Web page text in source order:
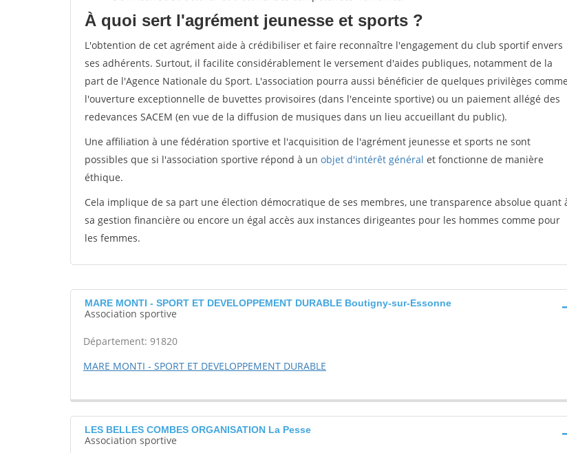
À quoi sert l'agrément jeunesse et sports ?
L'obtention de cet agrément aide à crédibiliser et faire reconnaître l'engagement du club sportif envers
ses adhérents. Surtout, il facilite considérablement le versement d'aides publiques, notamment de la
part de l'Agence Nationale du Sport. L'association pourra aussi bénéficier de quelques privilèges comme
l'ouverture exceptionnelle de buvettes provisoires (dans l'enceinte sportive) ou un paiement allégé des
redevances SACEM (en vue de la diffusion de musiques dans un lieu accueillant du public).
Une affiliation à une fédération sportive et l'acquisition de l'agrément jeunesse et sports ne sont
possibles que si l'association sportive répond à un objet d'intérêt général et fonctionne de manière
éthique.
Cela implique de sa part une élection démocratique de ses membres, une transparence absolue quant
sa gestion financière ou encore un égal accès aux instances dirigeantes pour les hommes comme pour
les femmes.
MARE MONTI - SPORT ET DEVELOPPEMENT DURABLE Boutigny-sur-Essonne
Association sportive
Département: 91820
MARE MONTI - SPORT ET DEVELOPPEMENT DURABLE
LES BELLES COMBES ORGANISATION La Pesse
Association sportive